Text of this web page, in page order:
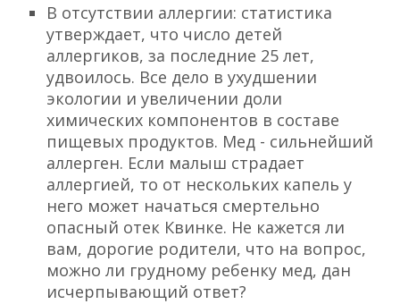
В отсутствии аллергии: статистика
утверждает, что число детей
аллергиков, за последние 25 лет,
удвоилось. Все дело в ухудшении
экологии и увеличении доли
химических компонентов в составе
пищевых продуктов. Мед - сильнейший
аллерген. Если малыш страдает
аллергией, то от нескольких капель у
него может начаться смертельно
опасный отек Квинке. Не кажется ли
вам, дорогие родители, что на вопрос,
можно ли грудному ребенку мед, дан
исчерпывающий ответ?